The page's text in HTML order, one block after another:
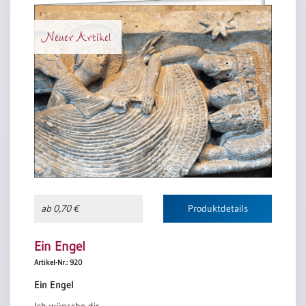
Neuer Artikel
ab 0,70 € Produktdetails
Ein Engel
Artikel-Nr.: 920
Ein Engel